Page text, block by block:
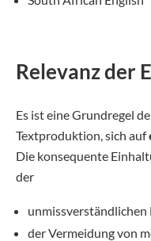
Relevanz der
Es ist eine Grundregel
Textproduktion, sich auf
Die konsequente
der
unmissverständlichen
der Vermeidung von